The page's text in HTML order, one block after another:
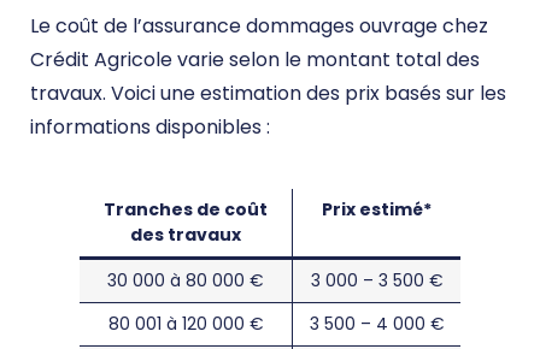
Le coût de l’assurance dommages ouvrage chez
Crédit Agricole varie selon le montant total des
travaux. Voici une estimation des prix basés sur les
informations disponibles :
Tranches de coût
des travaux
Prix estimé*
30 000 à 80 000 €
3 000 – 3 500 €
80 001 à 120 000 €
3 500 – 4 000 €